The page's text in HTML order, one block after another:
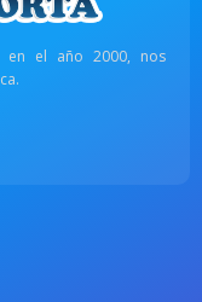
en el año 2000, nos